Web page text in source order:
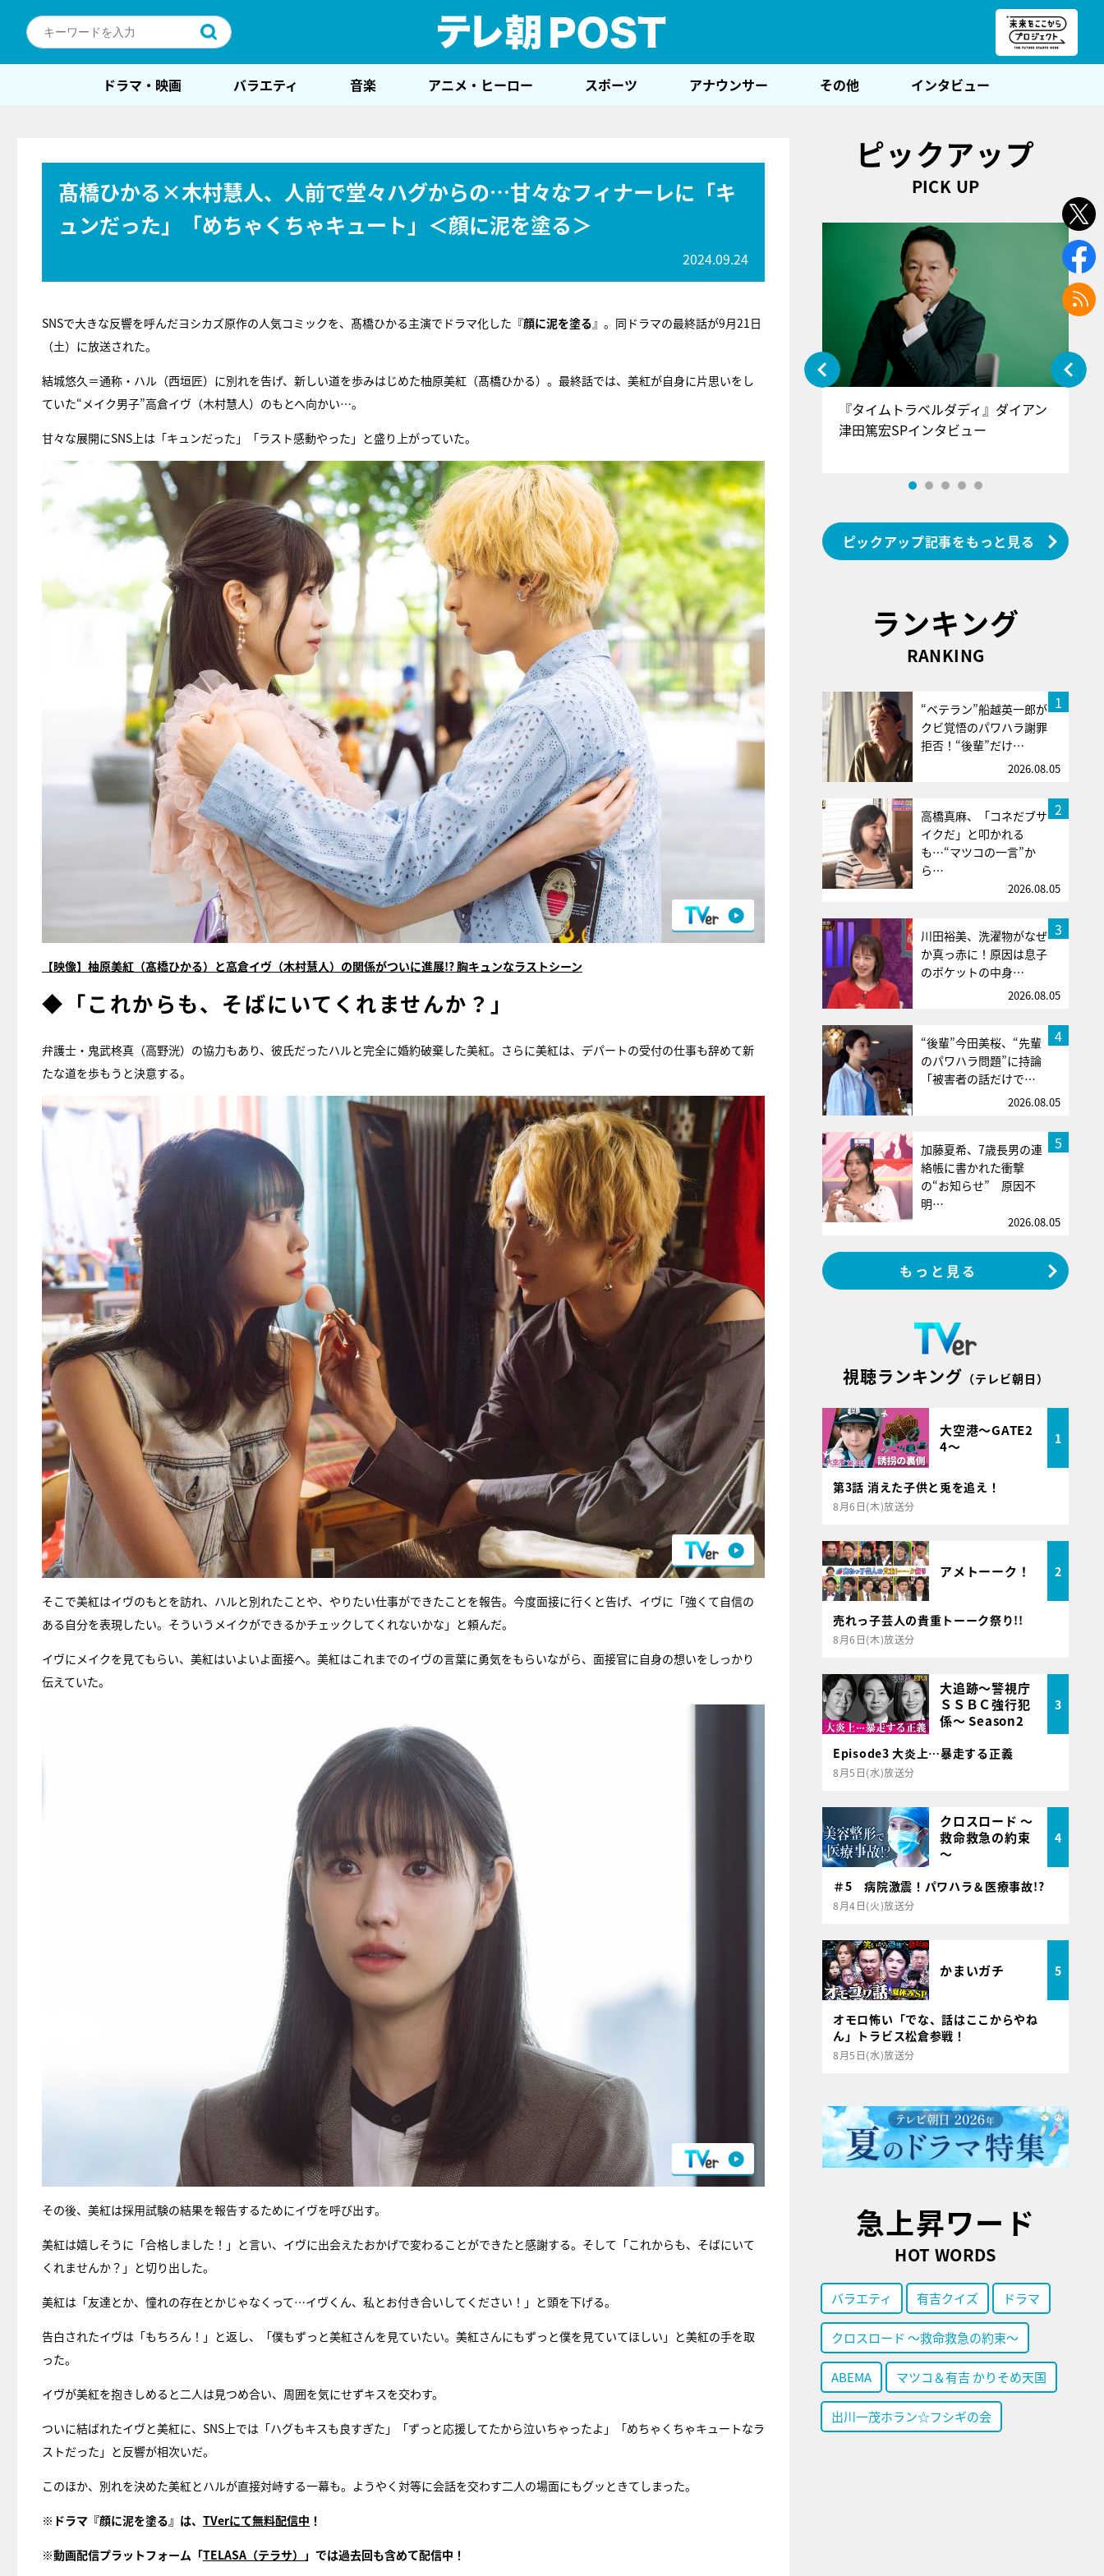
ドラマ・映画 バラエティ 音楽 アニメ・ヒーロー スポーツ アナウンサー その他 インタビュー
髙橋ひかる×木村慧人、人前で堂々ハグからの…甘々なフィナーレに「キ
ュンだった」「めちゃくちゃキュート」＜顔に泥を塗る＞
2024.09.24
SNSで大きな反響を呼んだヨシカズ原作の人気コミックを、髙橋ひかる主演でドラマ化した『顔に泥を塗る』。同ドラマの最終話が9月21日
（土）に放送された。
結城悠久＝通称・ハル（西垣匠）に別れを告げ、新しい道を歩みはじめた柚原美紅（髙橋ひかる）。最終話では、美紅が自身に片思いをし
ていた“メイク男子”高倉イヴ（木村慧人）のもとへ向かい…。
甘々な展開にSNS上は「キュンだった」「ラスト感動やった」と盛り上がっていた。
【映像】柚原美紅（髙橋ひかる）と高倉イヴ（木村慧人）の関係がついに進展!? 胸キュンなラストシーン
◆「これからも、そばにいてくれませんか？」
弁護士・鬼武柊真（高野洸）の協力もあり、彼氏だったハルと完全に婚約破棄した美紅。さらに美紅は、デパートの受付の仕事も辞めて新
たな道を歩もうと決意する。
そこで美紅はイヴのもとを訪れ、ハルと別れたことや、やりたい仕事ができたことを報告。今度面接に行くと告げ、イヴに「強くて自信の
ある自分を表現したい。そういうメイクができるかチェックしてくれないかな」と頼んだ。
イヴにメイクを見てもらい、美紅はいよいよ面接へ。美紅はこれまでのイヴの言葉に勇気をもらいながら、面接官に自身の想いをしっかり
伝えていた。
その後、美紅は採用試験の結果を報告するためにイヴを呼び出す。
美紅は嬉しそうに「合格しました！」と言い、イヴに出会えたおかげで変わることができたと感謝する。そして「これからも、そばにいて
くれませんか？」と切り出した。
美紅は「友達とか、憧れの存在とかじゃなくって…イヴくん、私とお付き合いしてください！」と頭を下げる。
告白されたイヴは「もちろん！」と返し、「僕もずっと美紅さんを見ていたい。美紅さんにもずっと僕を見ていてほしい」と美紅の手を取
った。
イヴが美紅を抱きしめると二人は見つめ合い、周囲を気にせずキスを交わす。
ついに結ばれたイヴと美紅に、SNS上では「ハグもキスも良すぎた」「ずっと応援してたから泣いちゃったよ」「めちゃくちゃキュートなラ
ストだった」と反響が相次いだ。
このほか、別れを決めた美紅とハルが直接対峙する一幕も。ようやく対等に会話を交わす二人の場面にもグッときてしまった。
※ドラマ『顔に泥を塗る』は、 TVerにて無料配信中 ！
※動画配信プラットフォーム「TELASA（テラサ） 」では過去回も含めて配信中！
ピックアップ
PICK UP
『タイムトラベルダディ』ダイアン
津田篤宏SPインタビュー
ピックアップ記事をもっと見る
ランキング
RANKING
1
“ベテラン”船越英一郎が
クビ覚悟のパワハラ謝罪
拒否！“後輩”だけ…
2026.08.05
2
高橋真麻、「コネだブサ
イクだ」と叩かれる
も…“マツコの一言”か
ら…
2026.08.05
3
川田裕美、洗濯物がなぜ
か真っ赤に！原因は息子
のポケットの中身…
2026.08.05
4
“後輩”今田美桜、“先輩
のパワハラ問題”に持論
「被害者の話だけで…
2026.08.05
5
加藤夏希、7歳長男の連
絡帳に書かれた衝撃
の“お知らせ” 原因不
明…
2026.08.05
もっと見る
視聴ランキング （テレビ朝日）
大空港～GATE2
4～
1
第3話 消えた子供と兎を追え！
8月6日(木)放送分
アメトーーク！ 2
売れっ子芸人の貴重トーーク祭り!!
8月6日(木)放送分
大追跡～警視庁
ＳＳＢＣ強行犯
係～ Season2
3
Episode3 大炎上…暴走する正義
8月5日(水)放送分
クロスロード ～
救命救急の約束
～
4
＃5 病院激震！パワハラ＆医療事故!?
8月4日(火)放送分
かまいガチ 5
オモロ怖い「でな、話はここからやね
ん」トラビス松倉参戦！
8月5日(水)放送分
急上昇ワード
HOT WORDS
バラエティ 有吉クイズ ドラマ
クロスロード ～救命救急の約束～
ABEMA マツコ＆有吉 かりそめ天国
出川一茂ホラン☆フシギの会